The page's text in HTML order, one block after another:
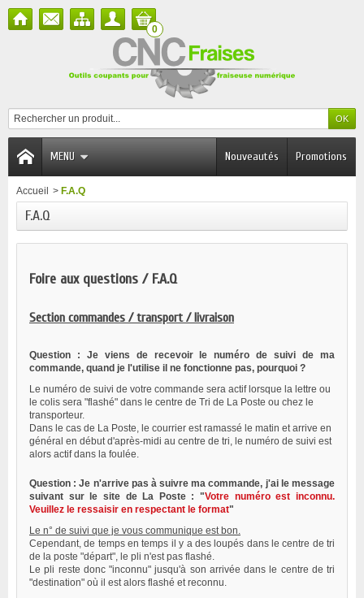
0
MENU Promotions
Nouveautés
Accueil > F.A.Q
F.A.Q
Foire aux questions / F.A.Q
Section commandes / transport / livraison
Question : Je viens de recevoir le numéro de suivi de ma
commande, quand je l'utilise il ne fonctionne pas, pourquoi ?
Le numéro de suivi de votre commande sera actif lorsque la lettre ou
le colis sera "flashé" dans le centre de Tri de La Poste ou chez le
transporteur.
Dans le cas de La Poste, le courrier est ramassé le matin et arrive en
général en début d'après-midi au centre de tri, le numéro de suivi est
alors actif dans la foulée.
Question : Je n'arrive pas à suivre ma commande, j'ai le message
suivant sur le site de La Poste : "Votre numéro est inconnu.
Veuillez le ressaisir en respectant le format"
Le n° de suivi que je vous communique est bon.
Cependant, de temps en temps il y a des loupés dans le centre de tri
de la poste "départ", le pli n'est pas flashé.
Le pli reste donc "inconnu" jusqu'à son arrivée dans le centre de tri
"destination" où il est alors flashé et reconnu.